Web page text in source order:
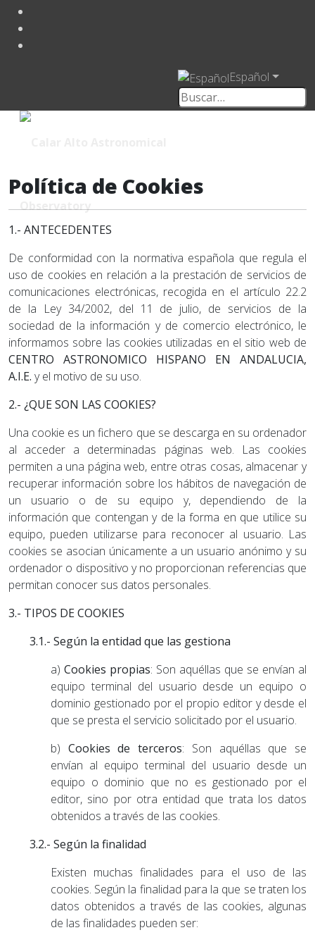
Español
Política de Cookies
1.- ANTECEDENTES
De conformidad con la normativa española que regula el
uso de cookies en relación a la prestación de servicios de
comunicaciones electrónicas, recogida en el artículo 22.2
de la Ley 34/2002, del 11 de julio, de servicios de la
sociedad de la información y de comercio electrónico, le
informamos sobre las cookies utilizadas en el sitio web de
CENTRO ASTRONOMICO HISPANO EN ANDALUCIA,
A.I.E. y el motivo de su uso.
2.- ¿QUE SON LAS COOKIES?
Una cookie es un fichero que se descarga en su ordenador
al acceder a determinadas páginas web. Las cookies
permiten a una página web, entre otras cosas, almacenar y
recuperar información sobre los hábitos de navegación de
un usuario o de su equipo y, dependiendo de la
información que contengan y de la forma en que utilice su
equipo, pueden utilizarse para reconocer al usuario. Las
cookies se asocian únicamente a un usuario anónimo y su
ordenador o dispositivo y no proporcionan referencias que
permitan conocer sus datos personales.
3.- TIPOS DE COOKIES
3.1.- Según la entidad que las gestiona
a) Cookies propias: Son aquéllas que se envían al
equipo terminal del usuario desde un equipo o
dominio gestionado por el propio editor y desde el
que se presta el servicio solicitado por el usuario.
b) Cookies de terceros: Son aquéllas que se
envían al equipo terminal del usuario desde un
equipo o dominio que no es gestionado por el
editor, sino por otra entidad que trata los datos
obtenidos a través de las cookies.
3.2.- Según la finalidad
Existen muchas finalidades para el uso de las
cookies. Según la finalidad para la que se traten los
datos obtenidos a través de las cookies, algunas
de las finalidades pueden ser: